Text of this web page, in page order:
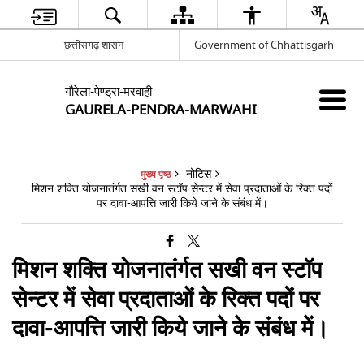
छत्तीसगढ़ शासन Government of Chhattisgarh
गौरेला-पेण्ड्रा-मरवाही
GAURELA-PENDRA-MARWAHI
मुख्य पृष्ठ
नोटिस
मिशन शक्ति योजनातंर्गत सखी वन स्टॉप सेन्टर में सेवा प्रदाताओं के रिक्त पदों
पर दावा-आपत्ति जारी किये जाने के संबंध में।
मिशन शक्ति योजनातंर्गत सखी वन स्टॉप
सेन्टर में सेवा प्रदाताओं के रिक्त पदों पर
दावा-आपत्ति जारी किये जाने के संबंध में।